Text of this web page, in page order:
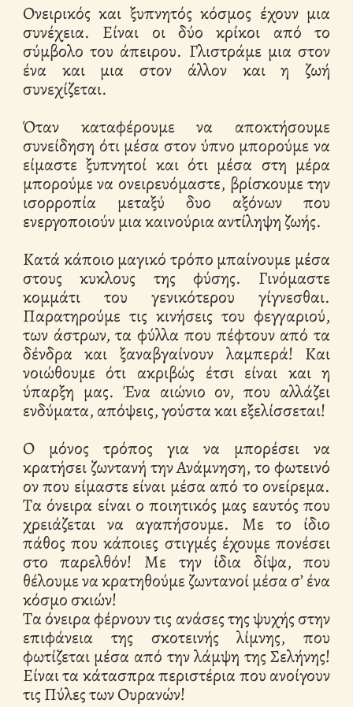
Ονειρικός και ξυπνητός κόσμος έχουν μια
συνέχεια. Είναι οι δύο κρίκοι από το
σύμβολο του άπειρου. Γλιστράμε μια στον
ένα και μια στον άλλον και η ζωή
συνεχίζεται.
Όταν καταφέρουμε να αποκτήσουμε
συνείδηση ότι μέσα στον ύπνο μπορούμε να
είμαστε ξυπνητοί και ότι μέσα στη μέρα
μπορούμε να ονειρευόμαστε, βρίσκουμε την
ισορροπία μεταξύ δυο αξόνων που
ενεργοποιούν μια καινούρια αντίληψη ζωής.
Κατά κάποιο μαγικό τρόπο μπαίνουμε μέσα
στους κυκλους της φύσης. Γινόμαστε
κομμάτι του γενικότερου γίγνεσθαι.
Παρατηρούμε τις κινήσεις του φεγγαριού,
των άστρων, τα φύλλα που πέφτουν από τα
δένδρα και ξαναβγαίνουν λαμπερά! Και
νοιώθουμε ότι ακριβώς έτσι είναι και η
ύπαρξη μας. Ένα αιώνιο ον, που αλλάζει
ενδύματα, απόψεις, γούστα και εξελίσσεται!
Ο μόνος τρόπος για να μπορέσει να
κρατήσει ζωντανή την Ανάμνηση, το φωτεινό
ον που είμαστε είναι μέσα από το ονείρεμα.
Τα όνειρα είναι ο ποιητικός μας εαυτός που
χρειάζεται να αγαπήσουμε. Με το ίδιο
πάθος που κάποιες στιγμές έχουμε πονέσει
στο παρελθόν! Με την ίδια δίψα, που
θέλουμε να κρατηθούμε ζωντανοί μέσα σ’ ένα
κόσμο σκιών!
Τα όνειρα φέρνουν τις ανάσες της ψυχής στην
επιφάνεια της σκοτεινής λίμνης, που
φωτίζεται μέσα από την λάμψη της Σελήνης!
Είναι τα κάτασπρα περιστέρια που ανοίγουν
τις Πύλες των Ουρανών!